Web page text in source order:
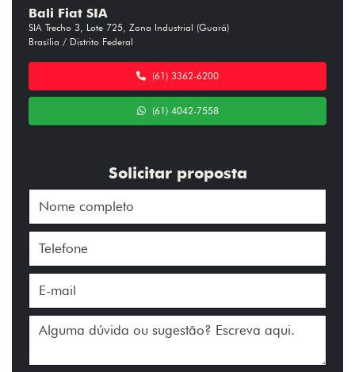
Bali Fiat SIA
SIA Trecho 3, Lote 725, Zona Industrial (Guará)
Brasília / Distrito Federal
(61) 3362-6200
(61) 4042-7558
Solicitar proposta